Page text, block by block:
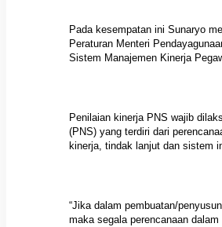
Pada kesempatan ini Sunaryo
Peraturan Menteri
Sistem Manajemen Kinerja
Penilaian kinerja PNS wajib
(PNS) yang terdiri dari
kinerja, tindak lanjut dan sistem
“Jika dalam pembuatan/
maka segala perencanaan